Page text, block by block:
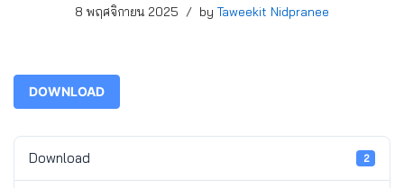
8 พฤศจิกายน 2025 by Taweekit Nidpranee
DOWNLOAD
Download 2